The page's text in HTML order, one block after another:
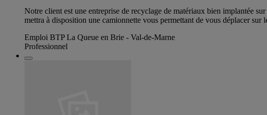
Notre client est une entreprise de recyclage de matériaux bien implantée
mettra à disposition une camionnette vous permettant de vous déplacer sur
Emploi BTP La Queue en Brie - Val-de-Marne
Professionnel